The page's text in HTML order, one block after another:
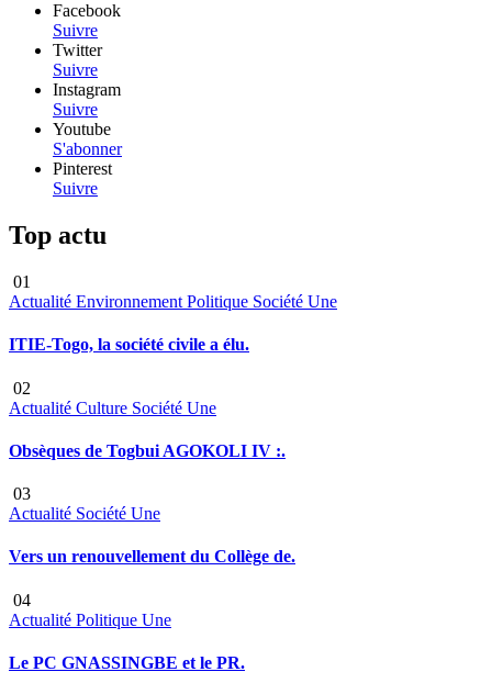
Facebook
Suivre
Twitter
Suivre
Instagram
Suivre
Youtube
S'abonner
Pinterest
Suivre
Top actu
01
Actualité Environnement Politique Société Une
ITIE-Togo, la société civile a élu.
02
Actualité Culture Société Une
Obsèques de Togbui AGOKOLI IV :.
03
Actualité Société Une
Vers un renouvellement du Collège de.
04
Actualité Politique Une
Le PC GNASSINGBE et le PR.